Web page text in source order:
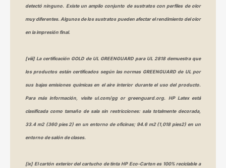
detectó ninguno. Existe un amplio conjunto de sustratos con perfiles de olor
muy diferentes. Algunos de los sustratos pueden afectar el rendimiento del olor
en la impresión final.
[viii] La certificación GOLD de UL GREENGUARD para UL 2818 demuestra que
los productos están certificados según las normas GREENGUARD de UL por
sus bajas emisiones químicas en el aire interior durante el uso del producto.
Para más información, visite ul.com/gg or greenguard.org. HP Latex está
clasificada como tamaño de sala sin restricciones: sala totalmente decorada,
33.4 m2 (360 pies 2) en un entorno de oficinas; 94.6 m2 (1,018 pies2) en un
entorno de salón de clases.
[ix] El cartón exterior del cartucho de tinta HP Eco-Carton es 100% reciclable a